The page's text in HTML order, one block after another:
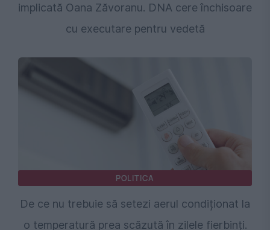
implicată Oana Zăvoranu. DNA cere închisoare
cu executare pentru vedetă
POLITICA
De ce nu trebuie să setezi aerul condiționat la
o temperatură prea scăzută în zilele fierbinți.